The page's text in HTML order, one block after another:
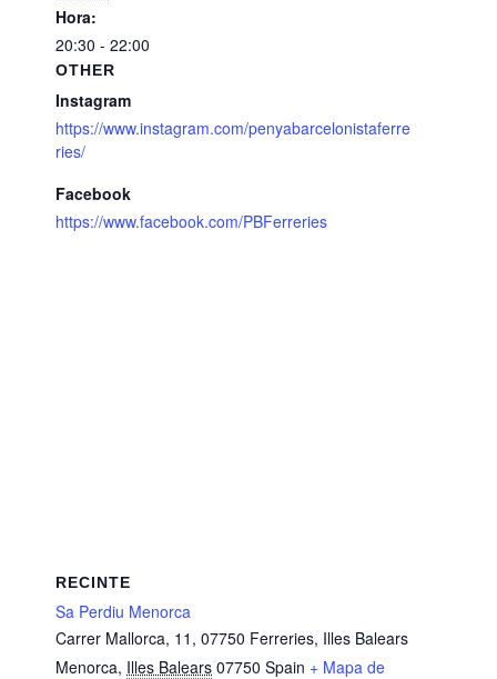
Hora:
20:30 - 22:00
OTHER
Instagram
https://www.instagram.com/penyabarcelonistaferre
ries/
Facebook
https://www.facebook.com/PBFerreries
RECINTE
Sa Perdiu Menorca
Carrer Mallorca, 11, 07750 Ferreries, Illes Balears
Menorca, Illes Balears 07750 Spain + Mapa de